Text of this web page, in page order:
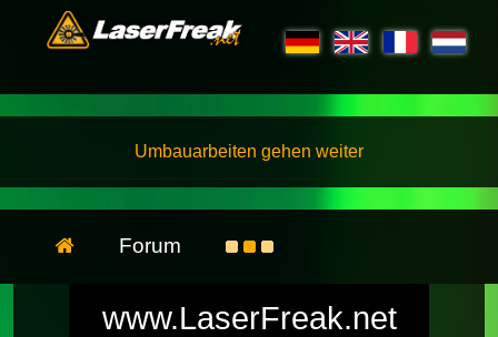
Umbauarbeiten gehen weiter
Forum
www.LaserFreak.net